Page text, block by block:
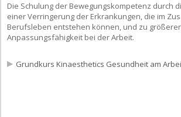
Die Schulung der Bewegungskompetenz durch
einer Verringerung der Erkrankungen, die im
Berufsleben entstehen können, und zu
Anpassungsfähigkeit bei der Arbeit.
Grundkurs Kinaesthetics Gesundheit am